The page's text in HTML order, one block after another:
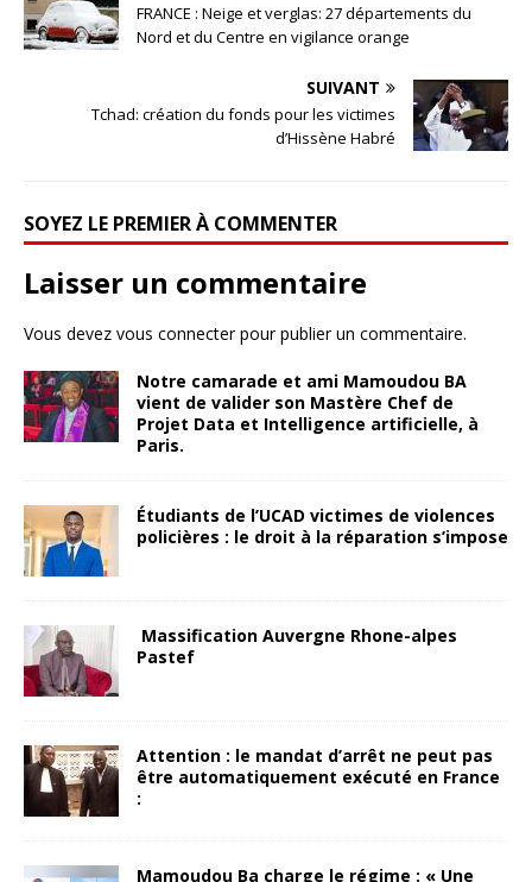
FRANCE : Neige et verglas: 27 départements du
Nord et du Centre en vigilance orange
SUIVANT
Tchad: création du fonds pour les victimes
d’Hissène Habré
SOYEZ LE PREMIER À COMMENTER
Laisser un commentaire
Vous devez vous connecterpour publier un commentaire.
Notre camarade et ami Mamoudou BA
vient de valider son Mastère Chef de
Projet Data et Intelligence artificielle, à
Paris.
Étudiants de l’UCAD victimes de violences
policières : le droit à la réparation s’impose
Massification Auvergne Rhone-alpes
Pastef
Attention : le mandat d’arrêt ne peut pas
être automatiquement exécuté en France
:
Mamoudou Ba charge le régime : « Une